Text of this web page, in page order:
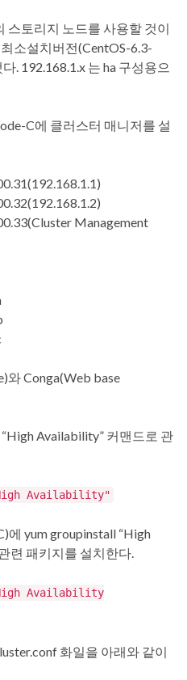
스토리지 노드를 사용할 것이
소설치버전(CentOS-6.3-
. 192.168.1.x 는 ha 구성용으
C에 클러스터 매니저를 설
Management
와 Conga(Web base
Availability” 커맨드로 관
Availability"
에 yum groupinstall “High
련 패키지를 설치한다.
Availability
화일을 아래와 같이